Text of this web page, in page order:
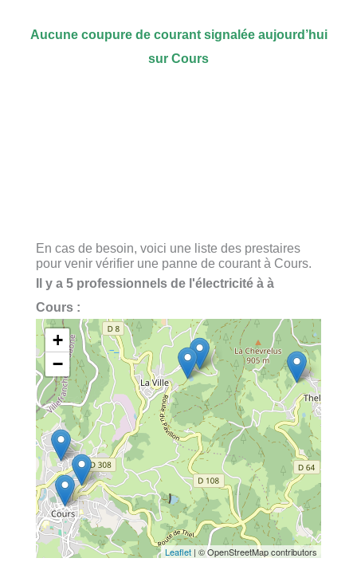
Aucune coupure de courant signalée aujourd’hui
sur Cours
En cas de besoin, voici une liste des prestaires
pour venir vérifier une panne de courant à Cours.
Il y a 5 professionnels de l'électricité à à
Cours :
+
−
Leaflet | © OpenStreetMap contributors